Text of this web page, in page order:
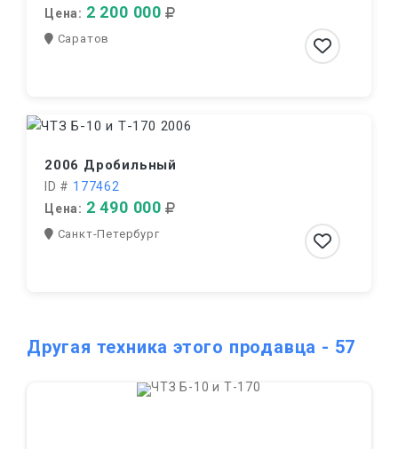
Цена: 2 200 000
Саратов
2006 Дробильный
ID # 177462
Цена: 2 490 000
Санкт-Петербург
Другая техника этого продавца - 57